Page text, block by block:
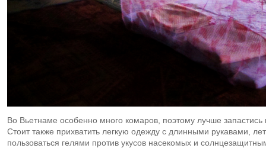
Во Вьетнаме особенно много комаров, поэтому лучше
Стоит также прихватить легкую одежду с длинными рукавами,
пользоваться гелями против укусов насекомых и